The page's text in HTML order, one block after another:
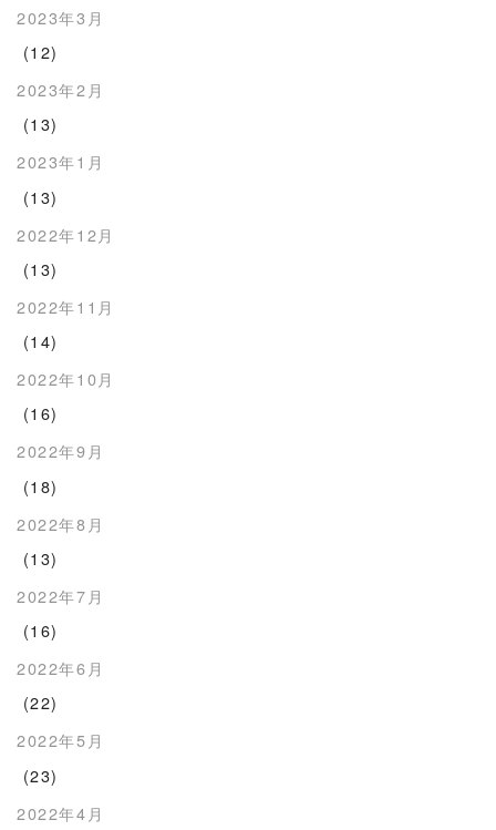
2023年3月
(12)
2023年2月
(13)
2023年1月
(13)
2022年12月
(13)
2022年11月
(14)
2022年10月
(16)
2022年9月
(18)
2022年8月
(13)
2022年7月
(16)
2022年6月
(22)
2022年5月
(23)
2022年4月